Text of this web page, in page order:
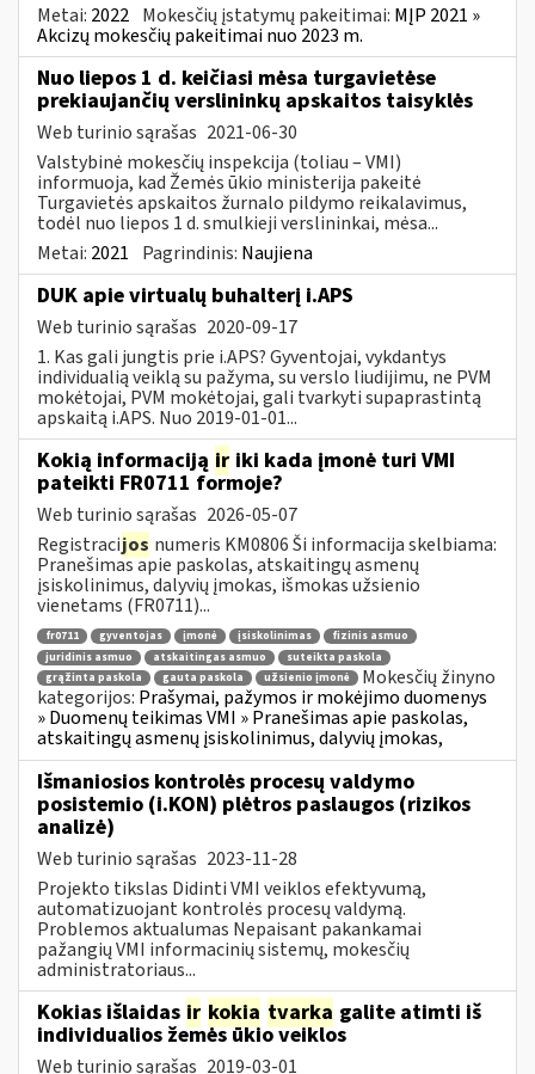
Metai: 2022 Mokesčių įstatymų pakeitimai: MĮP 2021 »
Akcizų mokesčių pakeitimai nuo 2023 m.
Nuo liepos 1 d. keičiasi mėsa turgavietėse
prekiaujančių verslininkų apskaitos taisyklės
Web turinio sąrašas 2021-06-30
Valstybinė mokesčių inspekcija (toliau – VMI)
informuoja, kad Žemės ūkio ministerija pakeitė
Turgavietės apskaitos žurnalo pildymo reikalavimus,
todėl nuo liepos 1 d. smulkieji verslininkai, mėsa...
Metai: 2021 Pagrindinis: Naujiena
DUK apie virtualų buhalterį i.APS
Web turinio sąrašas 2020-09-17
1. Kas gali jungtis prie i.APS? Gyventojai, vykdantys
individualią veiklą su pažyma, su verslo liudijimu, ne PVM
mokėtojai, PVM mokėtojai, gali tvarkyti supaprastintą
apskaitą i.APS. Nuo 2019-01-01...
Kokią informaciją ir iki kada įmonė turi VMI
pateikti FR0711 formoje?
Web turinio sąrašas 2026-05-07
Registracijos numeris KM0806 Ši informacija skelbiama:
Pranešimas apie paskolas, atskaitingų asmenų
įsiskolinimus, dalyvių įmokas, išmokas užsienio
vienetams (FR0711)...
fr0711 gyventojas įmonė įsiskolinimas
fizinis asmuo
juridinis asmuo
atskaitingas asmuo
suteikta paskola
grąžinta paskola
gauta paskola užsienio įmonė
Mokesčių žinyno
kategorijos: Prašymai, pažymos ir mokėjimo duomenys
» Duomenų teikimas VMI » Pranešimas apie paskolas,
atskaitingų asmenų įsiskolinimus, dalyvių įmokas,
Išmaniosios kontrolės procesų valdymo
posistemio (i.KON) plėtros paslaugos (rizikos
analizė)
Web turinio sąrašas 2023-11-28
Projekto tikslas Didinti VMI veiklos efektyvumą,
automatizuojant kontrolės procesų valdymą.
Problemos aktualumas Nepaisant pakankamai
pažangių VMI informacinių sistemų, mokesčių
administratoriaus...
Kokias išlaidas ir kokia tvarka galite atimti iš
individualios žemės ūkio veiklos
Web turinio sąrašas 2019-03-01